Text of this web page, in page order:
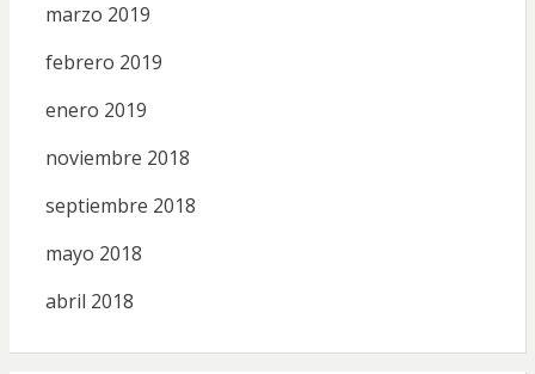
marzo 2019
febrero 2019
enero 2019
noviembre 2018
septiembre 2018
mayo 2018
abril 2018